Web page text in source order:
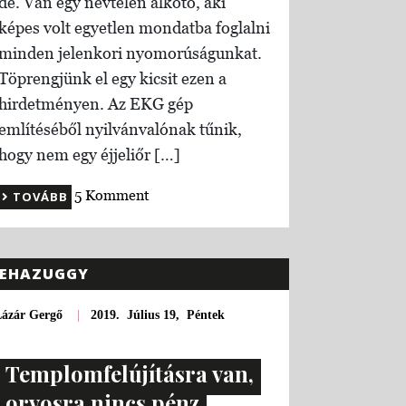
volt egyetlen mondatba foglalni
jelenkori nyomorúságunkat.
el egy kicsit ezen a
Az EKG gép
nyilvánvalónak tűnik,
nem egy éjjeliőr […]
TOVÁBB 5 Komment
Gergő |2019. Július 19, Péntek
Templomfelújításra van,